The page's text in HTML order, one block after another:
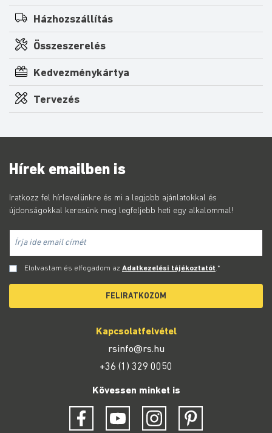
Házhozszállítás
Összeszerelés
Kedvezménykártya
Tervezés
Hírek emailben is
Iratkozz fel hírlevelünkre és mi a legjobb ajánlatokkal és
újdonságokkal keresünk meg legfeljebb heti egy alkalommal!
Elolvastam és elfogadom az Adatkezelési tájékoztatót.*
FELIRATKOZOM
Kapcsolatfelvétel
rsinfo@rs.hu
+36 (1) 329 0050
Kövessen minket is